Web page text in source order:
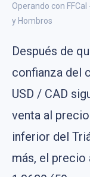
Operando con
y Hombros
Después de
confianza del
USD / CAD
venta al
inferior del
más, el precio